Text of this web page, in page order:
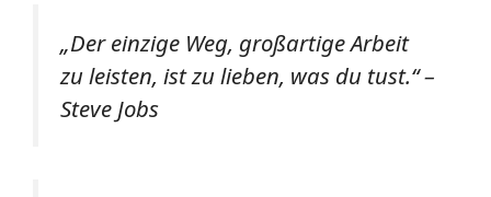
„Der einzige Weg, großartige Arbeit
zu leisten, ist zu lieben, was du tust.“ –
Steve Jobs